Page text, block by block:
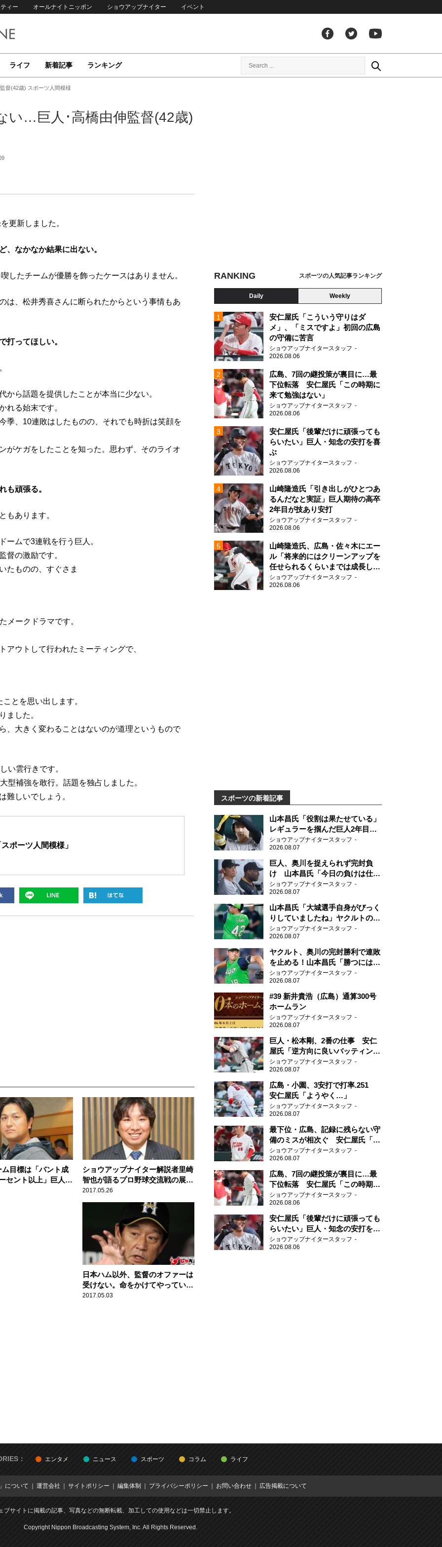
ィー オールナイトニッポン ショウアップナイター イベント
ライフ 新着記事 ランキング
督(42歳) スポーツ人間模様
い…巨人･高橋由伸監督(42歳)
更新しました。
、なかなか結果に出ない。
したチームが優勝を飾ったケースはありません。
は、松井秀喜さんに断られたからという事情もあ
打ってほしい。
ら話題を提供したことが本当に少ない。
れる始末です。
季、10連敗はしたものの、それでも時折は笑顔を
がケガをしたことを知った。思わず、そのライオ
も頑張る。
もあります。
ームで3連戦を行う巨人。
督の激励です。
たものの、すぐさま
メークドラマです。
アウトして行われたミーティングで、
とを思い出します。
ました。
、大きく変わることはないのが道理というもので
い雲行きです。
型補強を敢行。話題を独占しました。
難しいでしょう。
ポーツ人間模様」
目標は「バント成
セント以上」巨人・
ショウアップナイター解説者里崎
智也が語るプロ野球交流戦の展望
【ひでたけのやじうま好奇心】
2017.05.26
日本ハム以外、監督のオファーは
受けない。命をかけてやっている
から。日本ハム・栗山英樹監督
2017.05.03
RANKING スポーツの人気記事ランキング
Daily Weekly
安仁屋氏「こういう守りはダ
メ」、「ミスですよ」初回の広島
の守備に苦言
ショウアップナイタースタッフ
2026.08.06
広島、7回の継投策が裏目に…最
下位転落 安仁屋氏「この時期に
来て勉強はない」
ショウアップナイタースタッフ
2026.08.06
安仁屋氏「後輩だけに頑張っても
らいたい」巨人・知念の安打を喜
ぶ
ショウアップナイタースタッフ
2026.08.06
山崎隆造氏「引き出しがひとつあ
るんだなと実証」巨人期待の高卒
2年目が技あり安打
ショウアップナイタースタッフ
2026.08.06
山崎隆造氏、広島・佐々木にエー
ル「将来的にはクリーンアップを
任せられるくらいまでは成長し
て」
ショウアップナイタースタッフ
2026.08.06
スポーツの新着記事
山本昌氏「役割は果たせている」
レギュラーを掴んだ巨人2年目の
新人王候補
ショウアップナイタースタッフ
2026.08.07
巨人、奥川を捉えられず完封負
け 山本昌氏「今日の負けは仕方
がない」
ショウアップナイタースタッフ
2026.08.07
山本昌氏「大城選手自身がびっく
りしていましたね」ヤクルトのフ
ァースト・澤井の判断を評価
ショウアップナイタースタッフ
2026.08.07
ヤクルト、奥川の完封勝利で連敗
を止める！山本昌氏「勝つにはこ
ういう形しかない」
ショウアップナイタースタッフ
2026.08.07
#39 新井貴浩（広島）通算300号
ホームラン
ショウアップナイタースタッフ
2026.08.07
巨人・松本剛、2番の仕事 安仁
屋氏「逆方向に良いバッティン
グ」
ショウアップナイタースタッフ
2026.08.07
広島・小園、3安打で打率.251
安仁屋氏「ようやく…」
ショウアップナイタースタッフ
2026.08.07
最下位・広島、記録に残らない守
備のミスが相次ぐ 安仁屋氏「最
近守りのミスが多い」
ショウアップナイタースタッフ
2026.08.07
広島、7回の継投策が裏目に…最
下位転落 安仁屋氏「この時期に
来て勉強はない」
ショウアップナイタースタッフ
2026.08.06
安仁屋氏「後輩だけに頑張っても
らいたい」巨人・知念の安打を喜
ぶ
ショウアップナイタースタッフ
2026.08.06
： エンタメ ニュース スポーツ コラム ライフ
について 運営会社 サイトポリシー 編集体制 プライバシーポリシー お問い合わせ 広告掲載について
ブサイトに掲載の記事、写真などの無断転載、加工しての使用などは一切禁止します。
Copyright Nippon Broadcasting System, Inc. All Rights Reserved.